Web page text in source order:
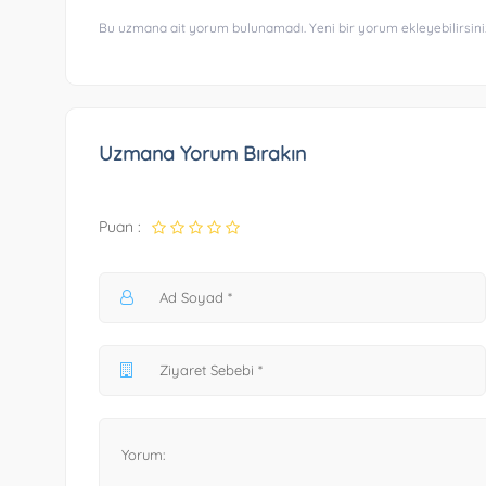
Bu uzmana ait yorum bulunamadı. Yeni bir yorum
Uzmana Yorum Bırakın
Puan :